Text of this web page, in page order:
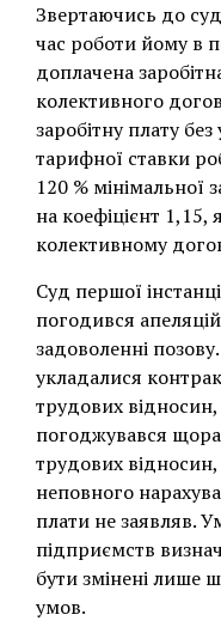
Звертаючись до
час роботи йому в
доплачена
колективного
заробітну плату
тарифної ставки
120 % мінімальної
на коефіцієнт
колективному
Суд першої
погодився
задоволенні
укладалися
трудових
погоджувався
трудових
неповного
плати не заявляв.
підприємств
бути змінені лише
умов.